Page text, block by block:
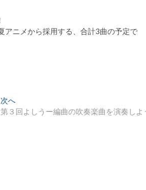
ニメから採用する、合計3曲の予定で
次へ
の
第３回よしうー編曲の吹奏楽曲を演奏しよ